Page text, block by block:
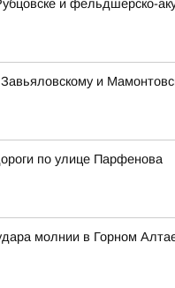
и фельдшерско-
и
по улице Парфенова
молнии в Горном